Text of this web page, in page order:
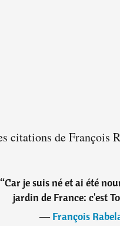
citations de François
“Car je suis né et ai été
jardin de France: c'est
―François